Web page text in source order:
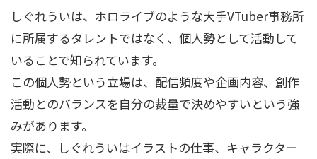
しぐれういは、ホロライブのような大手VTuber事務所
に所属するタレントではなく、個人勢として活動して
いることで知られています。
この個人勢という立場は、配信頻度や企画内容、創作
活動とのバランスを自分の裁量で決めやすいという強
みがあります。
実際に、しぐれういはイラストの仕事、キャラクター